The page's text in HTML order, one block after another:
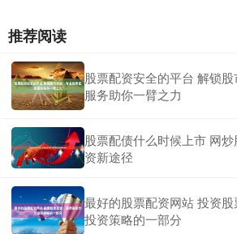
推荐阅读
股票配资安全的平台 解锁
服务助你一臂之力
股票配债什么时候上市 网
资新途径
最好的股票配资网站 投资
投资策略的一部分